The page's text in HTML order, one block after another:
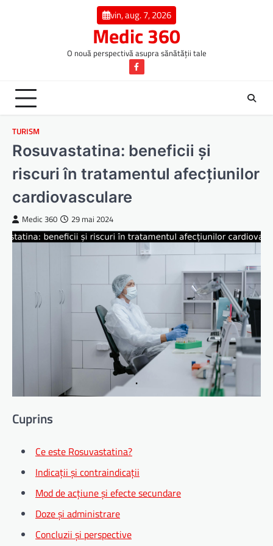
vin, aug. 7, 2026
Medic 360
O nouă perspectivă asupra sănătății tale
Facebook
TURISM
Rosuvastatina: beneficii și
riscuri în tratamentul afecțiunilor
cardiovasculare
Medic 360 29 mai 2024
Cuprins
Ce este Rosuvastatina?
Indicații și contraindicații
Mod de acțiune și efecte secundare
Doze și administrare
Concluzii și perspective